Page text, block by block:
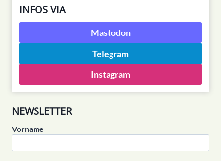
INFOS VIA
Mastodon
Telegram
Instagram
NEWSLETTER
Vorname